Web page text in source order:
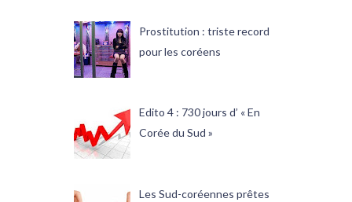
Prostitution : triste record
pour les coréens
Edito 4 : 730 jours d’ « En
Corée du Sud »
Les Sud-coréennes prêtes